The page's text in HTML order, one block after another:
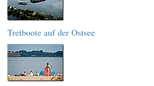
Tretboote auf der Ostsee